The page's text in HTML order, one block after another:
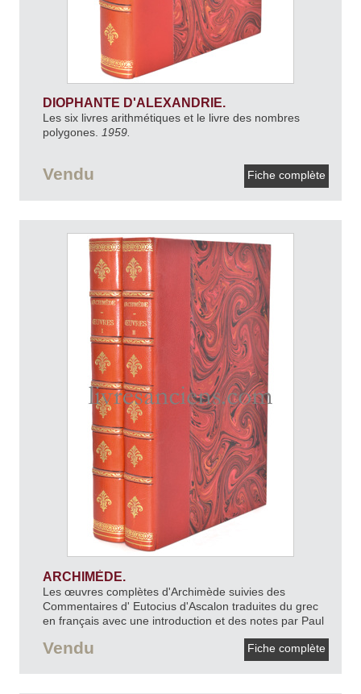
DIOPHANTE D'ALEXANDRIE.
Les six livres arithmétiques et le livre des nombres
polygones. 1959.
Vendu Fiche complète
ARCHIMÈDE.
Les œuvres complètes d'Archimède suivies des
Commentaires d' Eutocius d'Ascalon traduites du grec
en français avec une introduction et des notes par Paul
Vendu Fiche complète